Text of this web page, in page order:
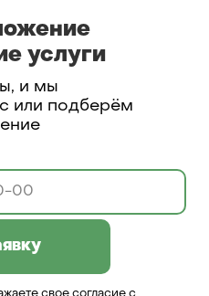
услуги
и мы
или подберём